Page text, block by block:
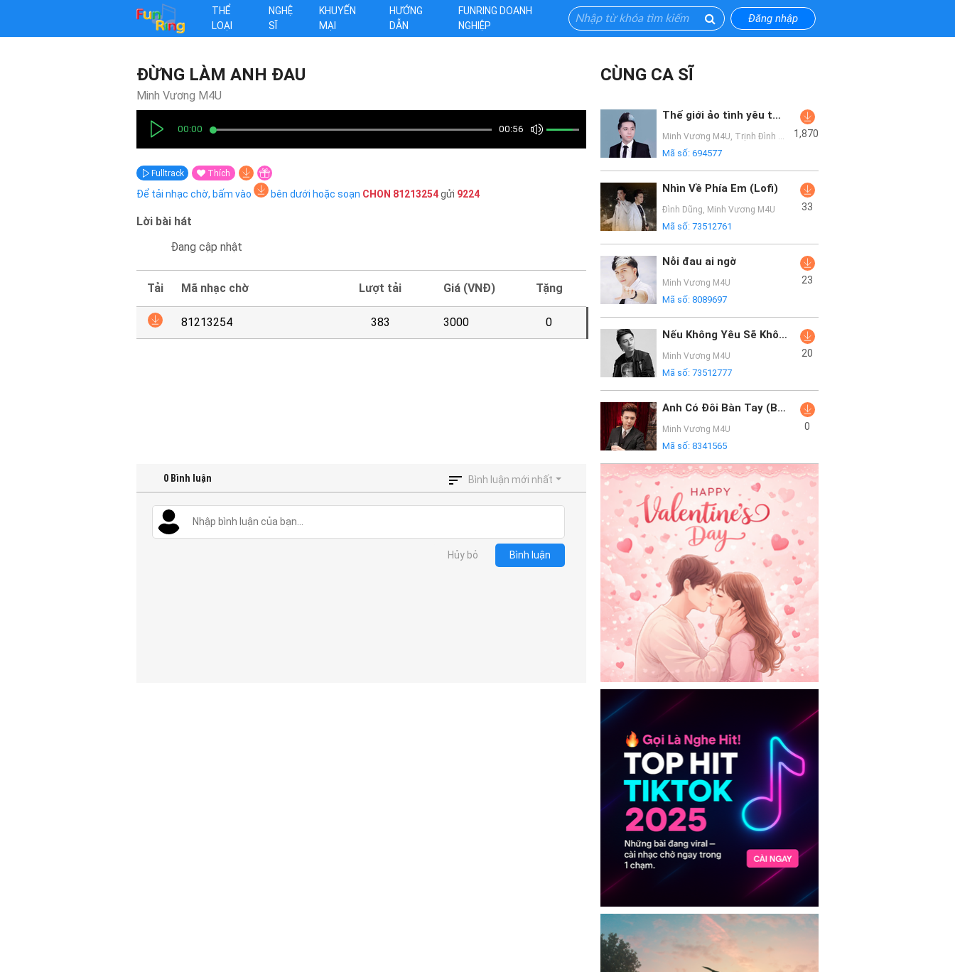
THỂ
LOẠI
NGHỆ
SĨ
KHUYẾN
MẠI
HƯỚNG
DẪN
FUNRING DOANH
NGHIỆP
Đăng nhập
ĐỪNG LÀM ANH ĐAU
Minh Vương M4U
00:00 00:56
Fulltrack Thích
Để tải nhạc chờ, bấm vào bên dưới hoặc soạn CHON 81213254gửi 9224
Lời bài hát
Đang cập nhật
Tải Mã nhạc chờ Lượt tải Giá (VNĐ) Tặng
81213254 383 3000 0
CÙNG CA SĨ
Thế giới ảo tình yêu thật
Minh Vương M4U, Trịnh Đình Quang
Mã số:694577
1,870
Nhìn Về Phía Em (Lofi)
Đình Dũng, Minh Vương M4U
Mã số:73512761
33
Nỗi đau ai ngờ
Minh Vương M4U
Mã số:8089697
23
Nếu Không Yêu Sẽ Không Đau Lòng (Lofi)
Minh Vương M4U
Mã số:73512777
20
Anh Có Đôi Bàn Tay (Bibo Remix)
Minh Vương M4U
Mã số:8341565
0
0 Bình luận Bình luận mới nhất
Hủy bỏ Bình luận